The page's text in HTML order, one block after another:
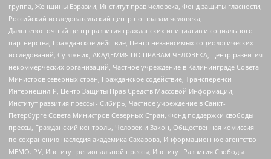
группа, Женщины Евразии, Институт прав человека, Фонд защиты гласности,
Российский исследовательский центр по правам человека,
Дальневосточный центр развития гражданских инициатив и социального
партнерства, Гражданское действие, Центр независимых социологических
исследований, Сутяжник, АКАДЕМИЯ ПО ПРАВАМ ЧЕЛОВЕКА, Центр развития
некоммерческих организаций, Частное учреждение в Калининграде Совета
Министров северных стран, Гражданское содействие, Трансперенси
Интернешнл-Р, Центр Защиты Прав Средств Массовой Информации,
Институт развития прессы - Сибирь, Частное учреждение в Санкт-
Петербурге Совета Министров Северных Стран, Фонд поддержки свободы
прессы, Гражданский контроль, Человек и Закон, Общественная комиссия
по сохранению наследия академика Сахарова, Информационное агентство
МЕМО. РУ, Институт региональной прессы, Институт Развития Свободы